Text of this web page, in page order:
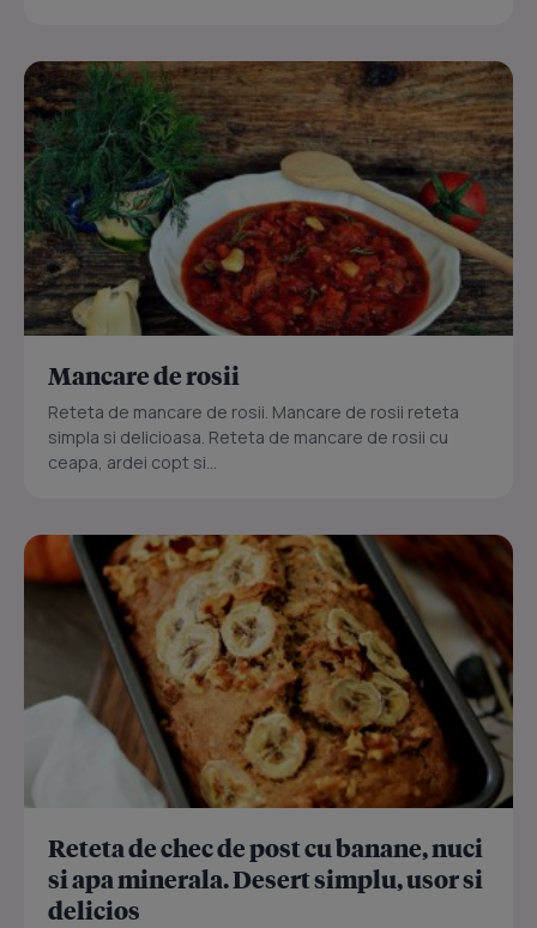
Mancare de rosii
Reteta de mancare de rosii. Mancare de rosii reteta
simpla si delicioasa. Reteta de mancare de rosii cu
ceapa, ardei copt si...
Reteta de chec de post cu banane, nuci
si apa minerala. Desert simplu, usor si
delicios